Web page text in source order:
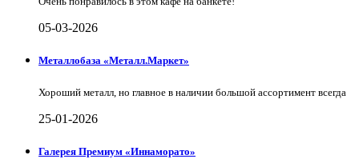
05-03-2026
Металлобаза «Металл.Маркет»
Хороший металл, но главное в наличии большой ассортимент всегда
25-01-2026
Галерея Премиум «Иннаморато»